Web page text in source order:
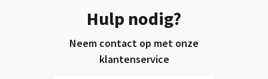
Hulp nodig?
Neem contact op met onze
klantenservice